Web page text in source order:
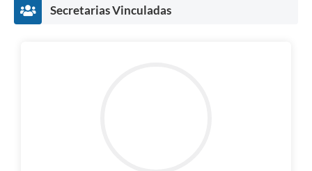
Secretarias Vinculadas